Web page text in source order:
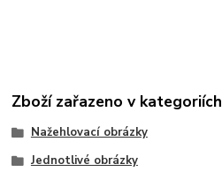
Zboží zařazeno v kategoriích
Nažehlovací obrázky
Jednotlivé obrázky